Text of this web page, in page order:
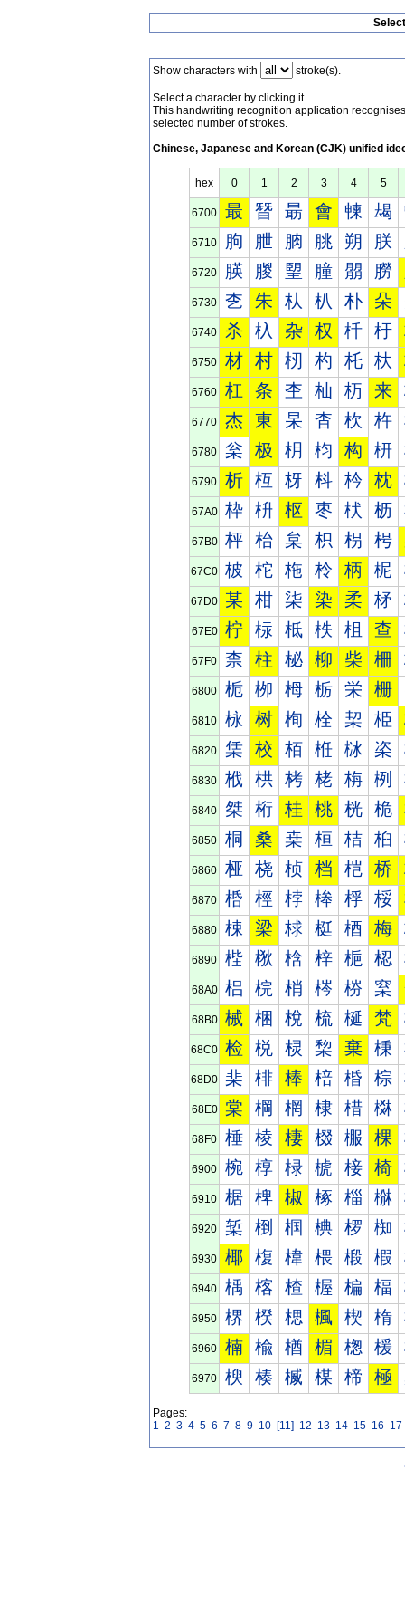
Show characters with stroke(s).
Select a character by clicking it.
This handwriting recognition application
selected number of strokes.
Chinese, Japanese and Korean (CJK) unified
hex 0 1 2 3 4 5
6700 最 朁 朂 會 朄 朅
6710 朐 朑 朒 朓 朔 朕
6720 朠 朡 朢 朣 朤 朥
6730 朰 朱 朲 朳 朴 朵
6740 杀 杁 杂 权 杄 杅
6750 材 村 杒 杓 杔 杕
6760 杠 条 杢 杣 杤 来
6770 杰 東 杲 杳 杴 杵
6780 枀 极 枂 枃 构 枅
6790 析 枑 枒 枓 枔 枕
67A0 枠 枡 枢 枣 枤 枥
67B0 枰 枱 枲 枳 枴 枵
67C0 柀 柁 柂 柃 柄 柅
67D0 某 柑 柒 染 柔 柕
67E0 柠 柡 柢 柣 柤 查
67F0 柰 柱 柲 柳 柴 柵
6800 栀 栁 栂 栃 栄 栅
6810 栐 树 栒 栓 栔 栕
6820 栠 校 栢 栣 栤 栥
6830 栰 栱 栲 栳 栴 栵
6840 桀 桁 桂 桃 桄 桅
6850 桐 桑 桒 桓 桔 桕
6860 桠 桡 桢 档 桤 桥
6870 桰 桱 桲 桳 桴 桵
6880 梀 梁 梂 梃 梄 梅
6890 梐 梑 梒 梓 梔 梕
68A0 梠 梡 梢 梣 梤 梥
68B0 械 梱 梲 梳 梴 梵
68C0 检 棁 棂 棃 棄 棅
68D0 棐 棑 棒 棓 棔 棕
68E0 棠 棡 棢 棣 棤 棥
68F0 棰 棱 棲 棳 棴 棵
6900 椀 椁 椂 椃 椄 椅
6910 椐 椑 椒 椓 椔 椕
6920 椠 椡 椢 椣 椤 椥
6930 椰 椱 椲 椳 椴 椵
6940 楀 楁 楂 楃 楄 楅
6950 楐 楑 楒 楓 楔 楕
6960 楠 楡 楢 楣 楤 楥
6970 楰 楱 楲 楳 楴 極
Pages:
1 2 3 4 5 6 7 8 9 10 [11] 12 13 14 15 16 17